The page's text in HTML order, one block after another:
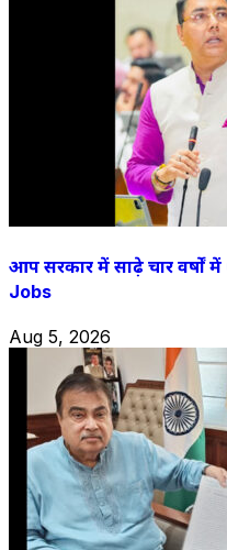
आप सरकार में साढ़े चार
Jobs
Aug 5, 2026